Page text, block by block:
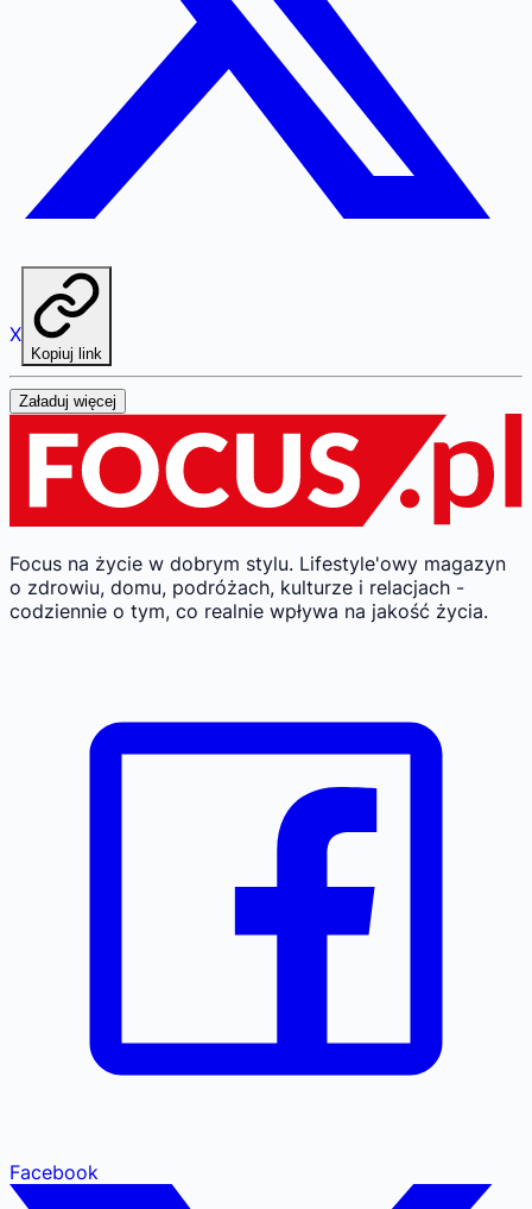
X
Kopiuj link
Załaduj więcej
Focus na życie w dobrym stylu. Lifestyle'owy magazyn
o zdrowiu, domu, podróżach, kulturze i relacjach -
codziennie o tym, co realnie wpływa na jakość życia.
Facebook